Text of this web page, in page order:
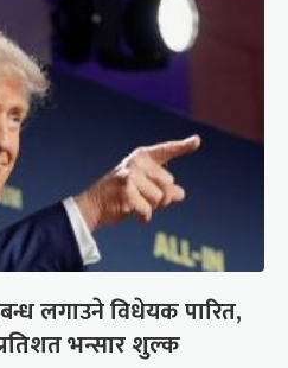
लगाउने विधेयक पारित,
भन्सार शुल्क